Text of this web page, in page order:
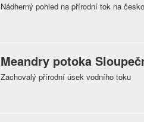
Nádherný pohled na přírodní tok na
Meandry potoka
Zachovalý přírodní úsek vodního toku